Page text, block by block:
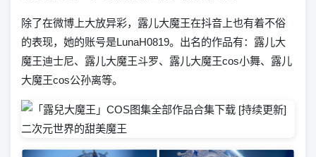
除了在微博上大放异彩，露儿大魔王在抖音上也有着不俗
的表现，她的账号是LunaH0819。出名的作品有：露儿大
魔王迪士尼、露儿大魔王斗罗、露儿大魔王cos小舞、露儿
大魔王cos公孙离等。